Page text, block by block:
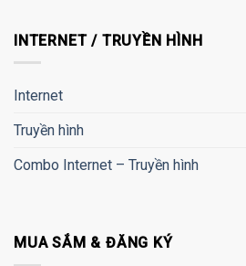
INTERNET / TRUYỀN HÌNH
Internet
Truyền hình
Combo Internet – Truyền hình
MUA SẮM & ĐĂNG KÝ